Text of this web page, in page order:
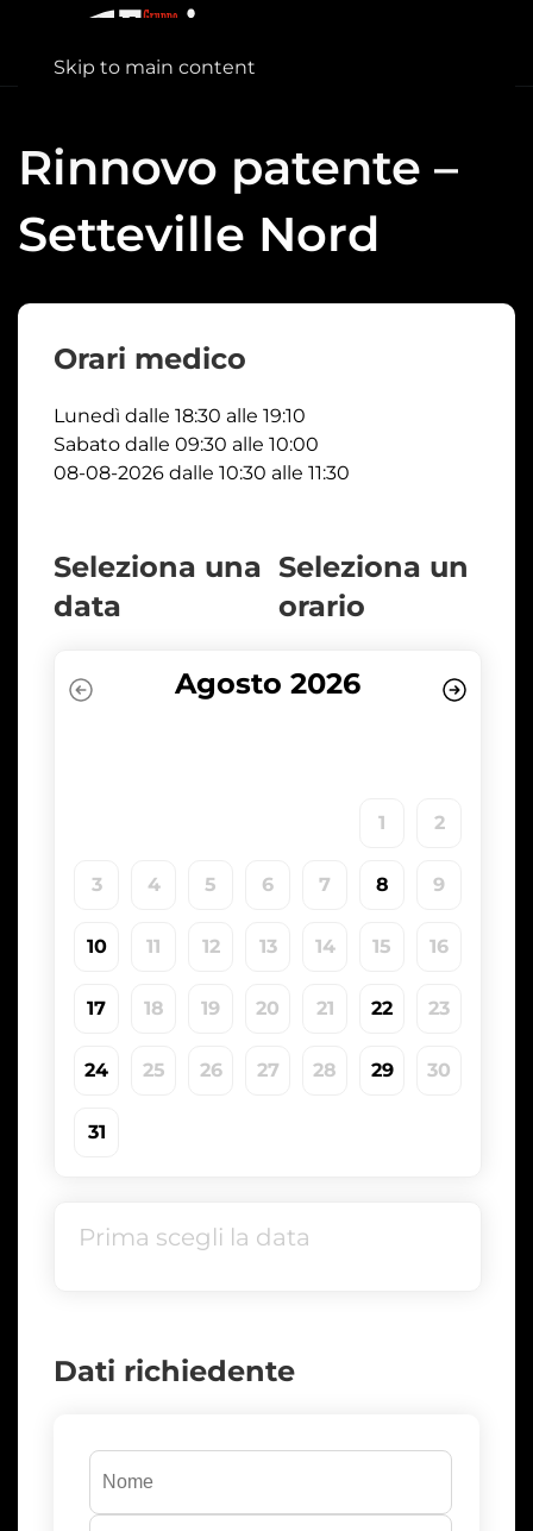
Skip to main content
Rinnovo patente –
Setteville Nord
Orari medico
Lunedì dalle 18:30 alle 19:10
Sabato dalle 09:30 alle 10:00
08-08-2026 dalle 10:30 alle 11:30
Seleziona una
data
Seleziona un
orario
Agosto 2026
1 2
3 4 5 6 7 8 9
10 11 12 13 14 15 16
17 18 19 20 21 22 23
24 25 26 27 28 29 30
31
Prima scegli la data
Dati richiedente